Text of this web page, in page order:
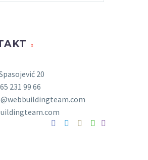
20
231 99 66